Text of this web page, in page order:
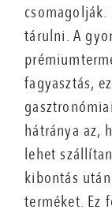
tárulni. A
fagyasztás,
hátránya az,
lehet
kibontás
terméket. Ez